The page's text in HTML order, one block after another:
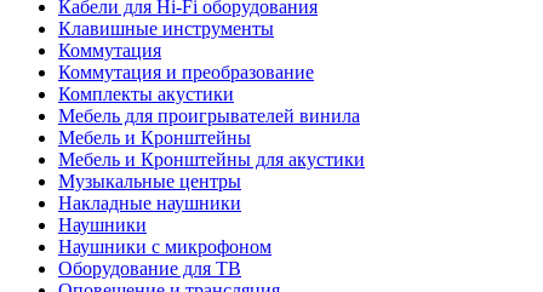
Кабели для Hi-Fi оборудования
Клавишные инструменты
Коммутация
Коммутация и преобразование
Комплекты акустики
Мебель для проигрывателей винила
Мебель и Кронштейны
Мебель и Кронштейны для акустики
Музыкальные центры
Накладные наушники
Наушники
Наушники с микрофоном
Оборудование для ТВ